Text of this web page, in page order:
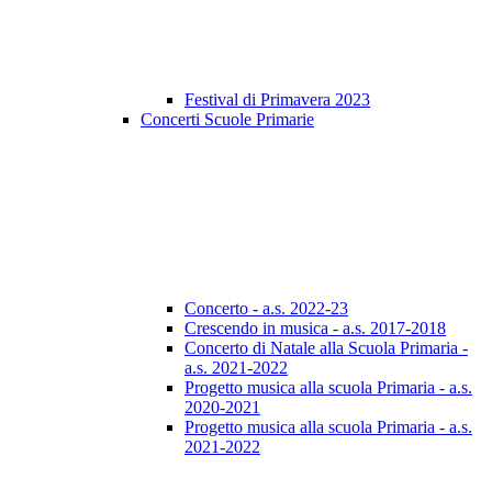
Festival di Primavera 2023
Concerti Scuole Primarie
Concerto - a.s. 2022-23
Crescendo in musica - a.s. 2017-2018
Concerto di Natale alla Scuola Primaria -
a.s. 2021-2022
Progetto musica alla scuola Primaria - a.s.
2020-2021
Progetto musica alla scuola Primaria - a.s.
2021-2022